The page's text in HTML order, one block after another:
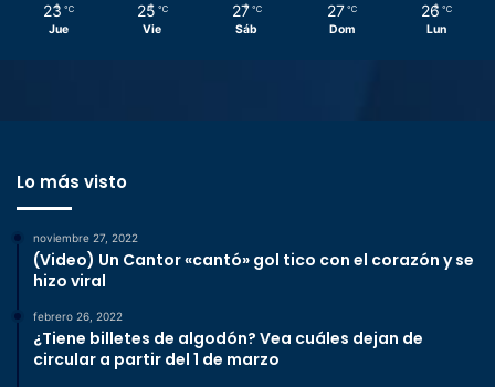
23 ℃
Jue
25 ℃
Vie
27 ℃
Sáb
27 ℃
Dom
26 ℃
Lun
Lo más visto
noviembre 27, 2022
(Video) Un Cantor «cantó» gol tico con el corazón y se
hizo viral
febrero 26, 2022
¿Tiene billetes de algodón? Vea cuáles dejan de
circular a partir del 1 de marzo